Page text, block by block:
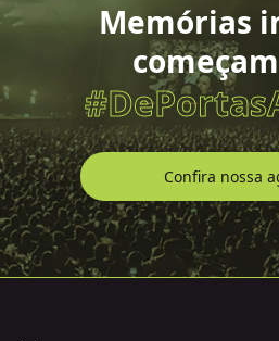
Memórias
Confira nossa